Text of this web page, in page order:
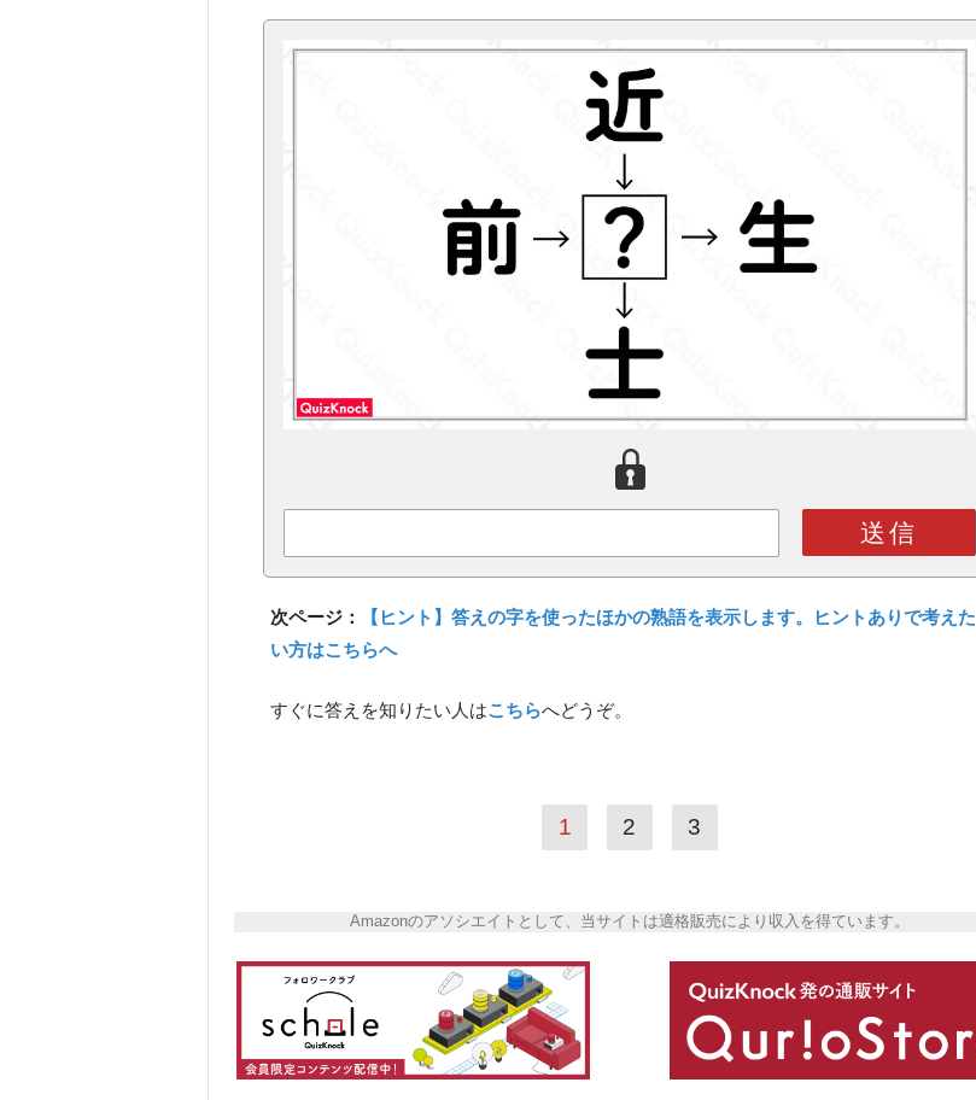
送信
次ページ：
【ヒント】答えの字を使ったほかの熟語を表示します。ヒントありで考えた
い方はこちらへ
すぐに答えを知りたい人はこちらへどうぞ。
1 2 3
Amazonのアソシエイトとして、当サイトは適格販売により収入を得ています。